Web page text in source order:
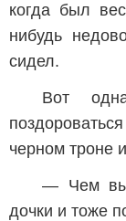
когда был
нибудь
сидел.
Вот
черном троне
— Чем вы
дочки и тоже